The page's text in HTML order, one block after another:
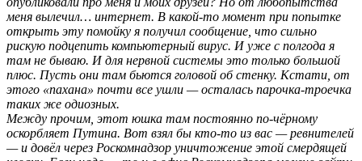
меня вылечил… интернет. В какой-то момент при попытке
открыть эту помойку я получил сообщение, что сильно
рискую подцепить компьютерный вирус. И уже с полгода я
там не бываю. И для нервной системы это только большой
плюс. Пусть они там бьются головой об стенку. Кстати, от
этого «пахана» почти все ушли — осталась парочка-троечка
таких же одиозных.
Между прочим, этот юшка там постоянно по-чёрному
оскорбляет Путина. Вот взял бы кто-то из вас — ревнителей
— и довёл через Роскомнадзор уничтожение этой смердящей